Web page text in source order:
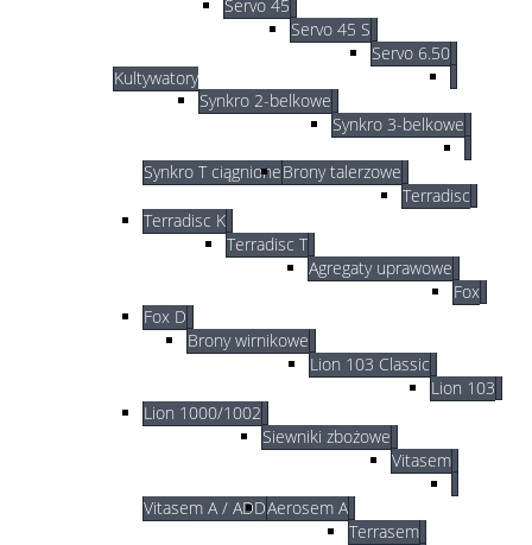
Servo 45
Servo 45 S
Servo 6.50
Kultywatory
Synkro 2-belkowe
Synkro 3-belkowe
Synkro T ciągnioneBrony talerzowe
Terradisc
Terradisc K
Terradisc T
Agregaty uprawowe
Fox
Fox D
Brony wirnikowe
Lion 103 Classic
Lion 103
Lion 1000/1002
Siewniki zbożowe
Vitasem
Vitasem A / ADDAerosem A
Terrasem